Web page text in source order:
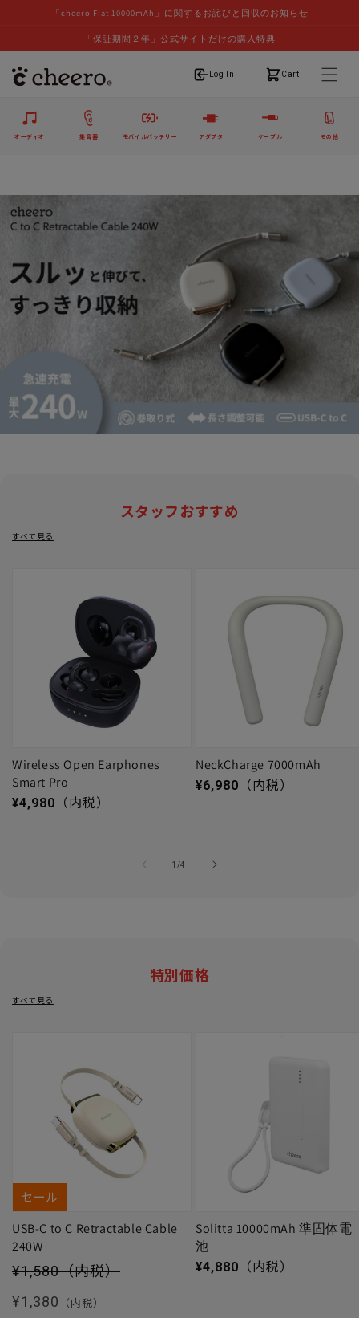
「cheero Flat 10000mAh」に関するお詫びと回収のお知らせ
「保証期間２年」公式サイトだけの購入特典
Log In
ログイン Cart
カート
オーディオ 集音器 モバイルバッテリー アダプタ ケーブル その他
スタッフおすすめ
すべて見る
Wireless Open Earphones
Smart Pro
通常価格
¥4,980 （内税）
NeckCharge 7000mAh
通常価格
¥6,980 （内税）
1 /
の4
特別価格
すべて見る
セール
USB-C to C Retractable Cable
240W
セール価格
¥1,580（内税）
通常価格
¥1,380 （内税）
Solitta 10000mAh 準固体電
池
通常価格
¥4,880 （内税）